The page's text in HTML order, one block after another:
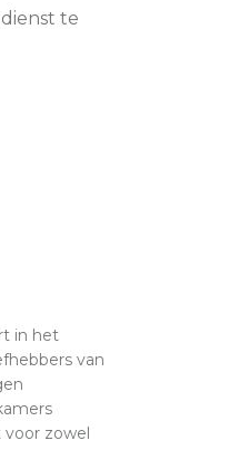
te
in het
van
voor zowel